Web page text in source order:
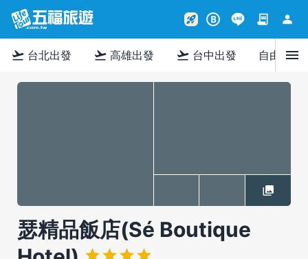
rocket_launch B contract person
flight_takeoff 台北出發 flight_takeoff 高雄出發 flight_takeoff 台中出發 自由行menu
瑟精品飯店(Sé Boutique